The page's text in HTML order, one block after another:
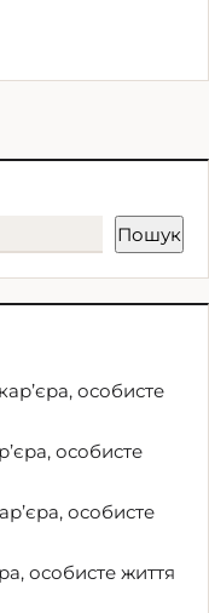
Пошук
особисте
особисте
особисте
особисте життя